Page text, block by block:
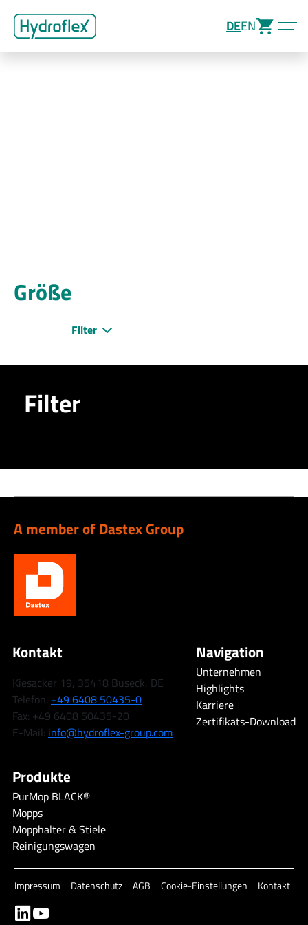
DEEN
Größe
Filter
Filter
A member of Dastex Group
Kontakt
Kiesacker 19, 35418 Buseck, DE
Telefon: +49 6408 50435-0
Fax: +49 6408 50435-20
E-Mail: info@hydroflex-group.com
Navigation
Unternehmen
Highlights
Karriere
Zertifikats-Download
Produkte
PurMop BLACK®
Mopps
Mopphalter & Stiele
Reinigungswagen
Impressum Datenschutz AGB Cookie-Einstellungen Kontakt